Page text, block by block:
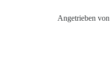
Angetrieben von